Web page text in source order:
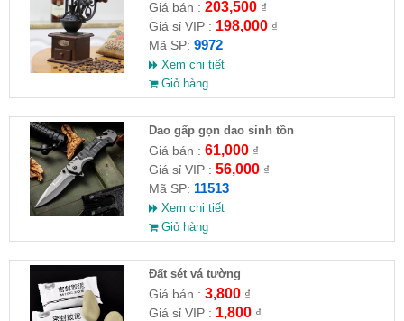
Giá bán : 203,500₫
Giá sỉ VIP : 198,000₫
Mã SP: 9972
Xem chi tiết
Giỏ hàng
Dao gấp gọn dao sinh tồn
Giá bán : 61,000₫
Giá sỉ VIP : 56,000₫
Mã SP: 11513
Xem chi tiết
Giỏ hàng
Đất sét vá tường
Giá bán : 3,800₫
Giá sỉ VIP : 1,800₫